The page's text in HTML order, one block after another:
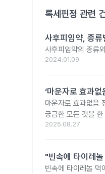
록세핀정 관련
사후피임약, 종
사후피임약의 종류
2024.01.09
‘마운자로 효과
마운자로 효과없음
궁금한 모든 것을
2025.08.27
"빈속에 타이레
빈속에 타이레놀 먹